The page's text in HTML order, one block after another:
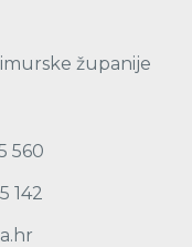
županije
560
142